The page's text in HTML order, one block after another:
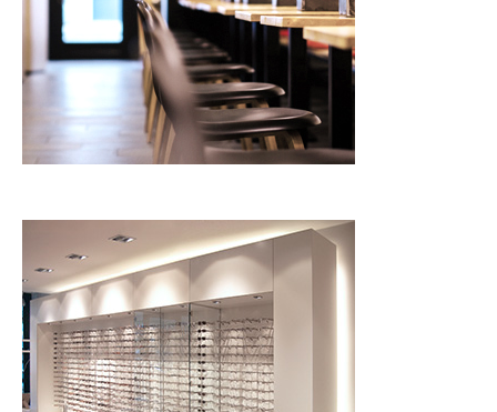
Innen
Möbelsystem für
Optikfachgeschäfte
Mehr Informationen